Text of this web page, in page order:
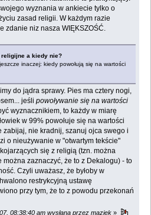
wyznania w ankiecie tylko o
zasad religii. W każdym razie
zdanie niz nasza WIĘKSZOŚĆ.
a kiedy nie?
inaczej: kiedy powołują się na wartości
do jądra sprawy. Pies ma cztery nogi,
jeślipowoływanie się na wartości
wyznacznikiem, to każdy w miarę
w 99% powołuje się na wartości
zabijaj, nie kradnij, szanuj ojca swego i
o nieużywanie w "otwartym tekście"
się z religią (tzn. można
zaznaczyć, że to z Dekalogu) - to
Czyli uważasz, że byłoby w
restrykcyjną ustawę
przy tym, że to z powodu przekonań
08:38:40 am wysłana przez maziek »